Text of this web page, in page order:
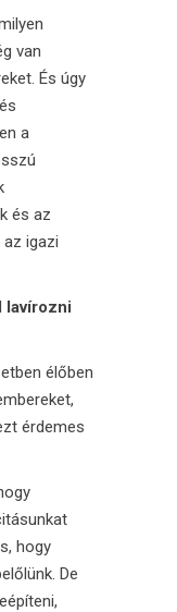
van
És úgy
a
és az
igazi
lavírozni
élőben
érdemes
hogy
De